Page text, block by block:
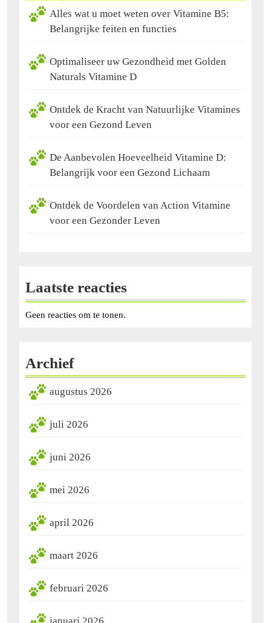
Alles wat u moet weten over Vitamine B5:
Belangrijke feiten en functies
Optimaliseer uw Gezondheid met Golden
Naturals Vitamine D
Ontdek de Kracht van Natuurlijke Vitamines
voor een Gezond Leven
De Aanbevolen Hoeveelheid Vitamine D:
Belangrijk voor een Gezond Lichaam
Ontdek de Voordelen van Action Vitamine
voor een Gezonder Leven
Laatste reacties
Geen reacties om te tonen.
Archief
augustus 2026
juli 2026
juni 2026
mei 2026
april 2026
maart 2026
februari 2026